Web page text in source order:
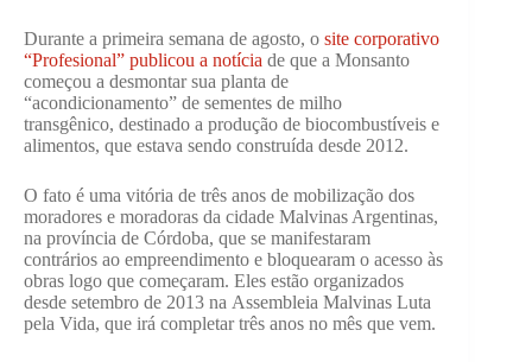
Durante a primeira semana de agosto, o site corporativo
“Profesional” publicou a notícia de que a Monsanto
começou a desmontar sua planta de
“acondicionamento” de sementes de milho
transgênico, destinado a produção de biocombustíveis e
alimentos, que estava sendo construída desde 2012.
O fato é uma vitória de três anos de mobilização dos
moradores e moradoras da cidade Malvinas Argentinas,
na província de Córdoba, que se manifestaram
contrários ao empreendimento e bloquearam o acesso às
obras logo que começaram. Eles estão organizados
desde setembro de 2013 na Assembleia Malvinas Luta
pela Vida, que irá completar três anos no mês que vem.